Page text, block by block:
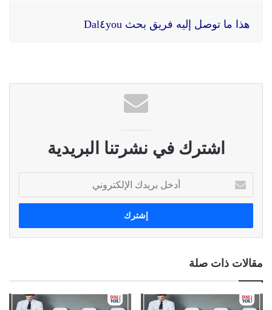
هذا ما توصل إليه فريق بحث Dal٤you
اشترك في نشرتنا البريدية
خ
ب
د
ك
ل
مقالات ذات صلة